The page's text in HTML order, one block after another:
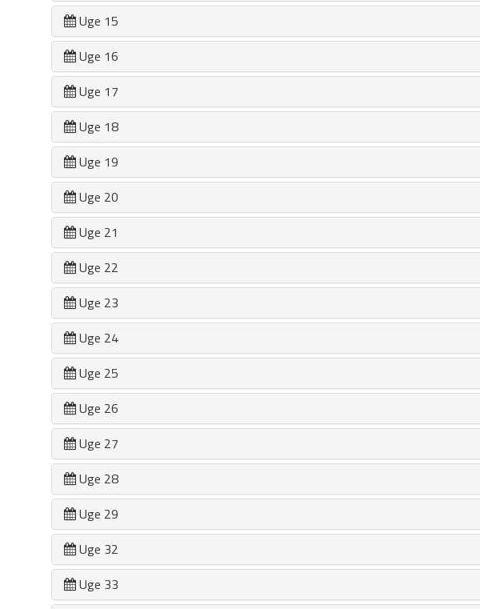
Uge 15
Uge 16
Uge 17
Uge 18
Uge 19
Uge 20
Uge 21
Uge 22
Uge 23
Uge 24
Uge 25
Uge 26
Uge 27
Uge 28
Uge 29
Uge 32
Uge 33